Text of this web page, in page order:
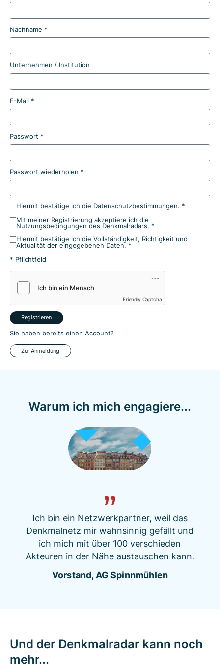
Nachname *
Unternehmen / Institution
E-Mail *
Passwort *
Passwort wiederholen *
Hiermit bestätige ich die Datenschutzbestimmungen. *
Mit meiner Registrierung akzeptiere ich die
Nutzungsbedingungen des Denkmalradars. *
Hiermit bestätige ich die Vollständigkeit, Richtigkeit und
Aktualität der eingegebenen Daten. *
* Pflichtfeld
Friendly Captcha
Registrieren
Sie haben bereits einen Account?
Zur Anmeldung
Warum ich mich engagiere...
Ich bin ein Netzwerkpartner, weil das
Denkmalnetz mir wahnsinnig gefällt und
ich mich mit über 100 verschieden
Akteuren in der Nähe austauschen kann.
Vorstand, AG Spinnmühlen
Und der Denkmalradar kann noch
mehr...